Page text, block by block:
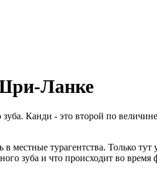
Ланке
Канди - это второй по
местные турагентства. Только
зуба и что происходит во время